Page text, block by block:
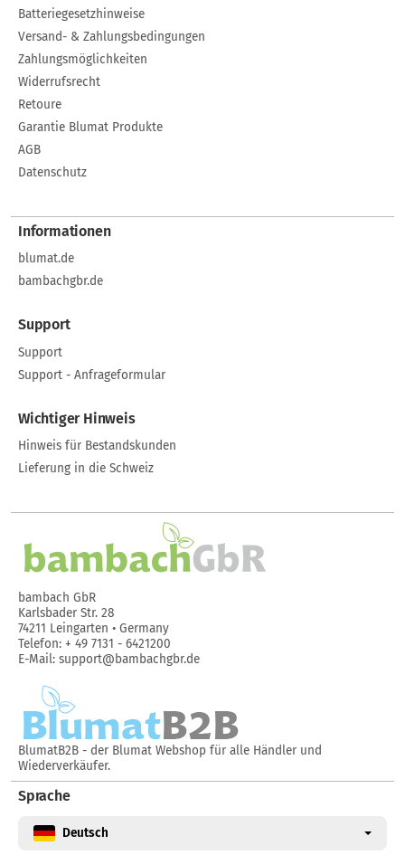
Batteriegesetzhinweise
Versand- & Zahlungsbedingungen
Zahlungsmöglichkeiten
Widerrufsrecht
Retoure
Garantie Blumat Produkte
AGB
Datenschutz
Informationen
blumat.de
bambachgbr.de
Support
Support
Support - Anfrageformular
Wichtiger Hinweis
Hinweis für Bestandskunden
Lieferung in die Schweiz
bambach GbR
Karlsbader Str. 28
74211 Leingarten • Germany
Telefon: + 49 7131 - 6421200
E-Mail: support@bambachgbr.de
BlumatB2B - der Blumat Webshop für alle Händler und
Wiederverkäufer.
Sprache
Deutsch